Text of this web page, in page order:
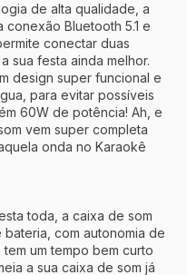
de alta qualidade, a
Bluetooth 5.1 e
conectar duas
sua festa ainda melhor.
design super funcional e
para evitar possíveis
60W de potência! Ah, e
vem super completa
onda no Karaokê
toda, a caixa de som
com autonomia de
um tempo bem curto
a sua caixa de som j